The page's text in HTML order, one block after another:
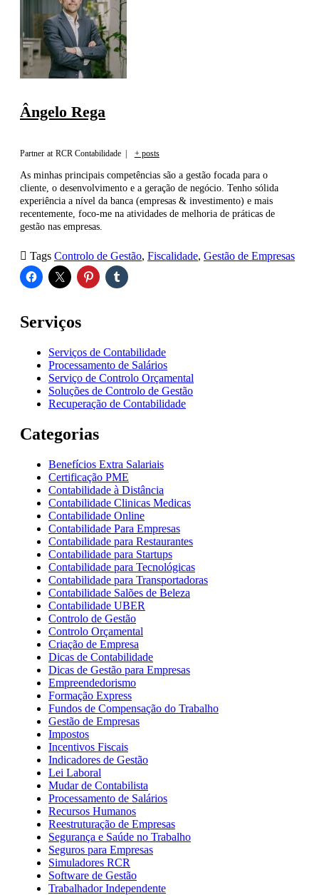
Ângelo Rega
Partner at RCR Contabilidade + posts
As minhas principais competências são a gestão focada para o
cliente, o desenvolvimento e a geração de negócio. Tenho sólida
experiência a nível da banca (empresas & investimento) e mais
recentemente, foco-me na atividades de melhoria de práticas de
gestão nas empresas.
 Tags Controlo de Gestão, Fiscalidade, Gestão de Empresas
Serviços
Serviços de Contabilidade
Processamento de Salários
Serviço de Controlo Orçamental
Soluções de Controlo de Gestão
Recuperação de Contabilidade
Categorias
Benefícios Extra Salariais
Certificação PME
Contabilidade à Distância
Contabilidade Clinicas Medicas
Contabilidade Online
Contabilidade Para Empresas
Contabilidade para Restaurantes
Contabilidade para Startups
Contabilidade para Tecnológicas
Contabilidade para Transportadoras
Contabilidade Salões de Beleza
Contabilidade UBER
Controlo de Gestão
Controlo Orçamental
Criação de Empresa
Dicas de Contabilidade
Dicas de Gestão para Empresas
Empreendedorismo
Formação Express
Fundos de Compensação do Trabalho
Gestão de Empresas
Impostos
Incentivos Fiscais
Indicadores de Gestão
Lei Laboral
Mudar de Contabilista
Processamento de Salários
Recursos Humanos
Reestruturação de Empresas
Segurança e Saúde no Trabalho
Seguros para Empresas
Simuladores RCR
Software de Gestão
Trabalhador Independente